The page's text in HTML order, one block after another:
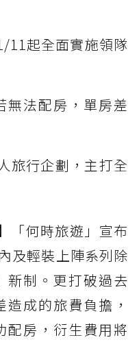
11起全面實施領隊
無法配房，單房差
旅行企劃，主打全
「何時旅遊」宣布
及輕裝上陣系列除
新制。更打破過去
成的旅費負擔，
配房，衍生費用將